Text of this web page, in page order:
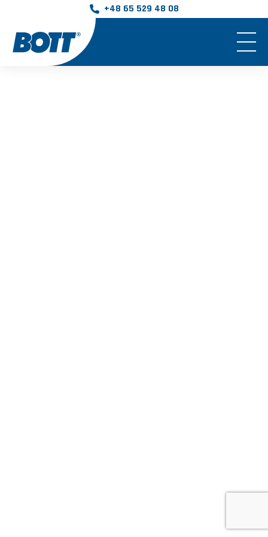
+48 65 529 48 08